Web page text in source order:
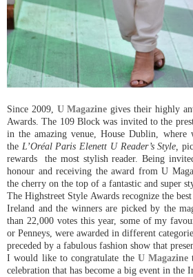
Since 2009, U Magazine gives their highly
Awards. The 109 Block was invited to the
in the amazing venue, House Dublin, where
the L’Oréal Paris Elenett U Reader’s Style,
rewards the most stylish reader. Being
honour and receiving the award from U
the cherry on the top of a fantastic and super
The Highstreet Style Awards recognize the
Ireland and the winners are picked by the
than 22,000 votes this year, some of my
or Penneys, were awarded in different
preceded by a fabulous fashion show that
I would like to congratulate the U Magazine
celebration that has become a big event in the